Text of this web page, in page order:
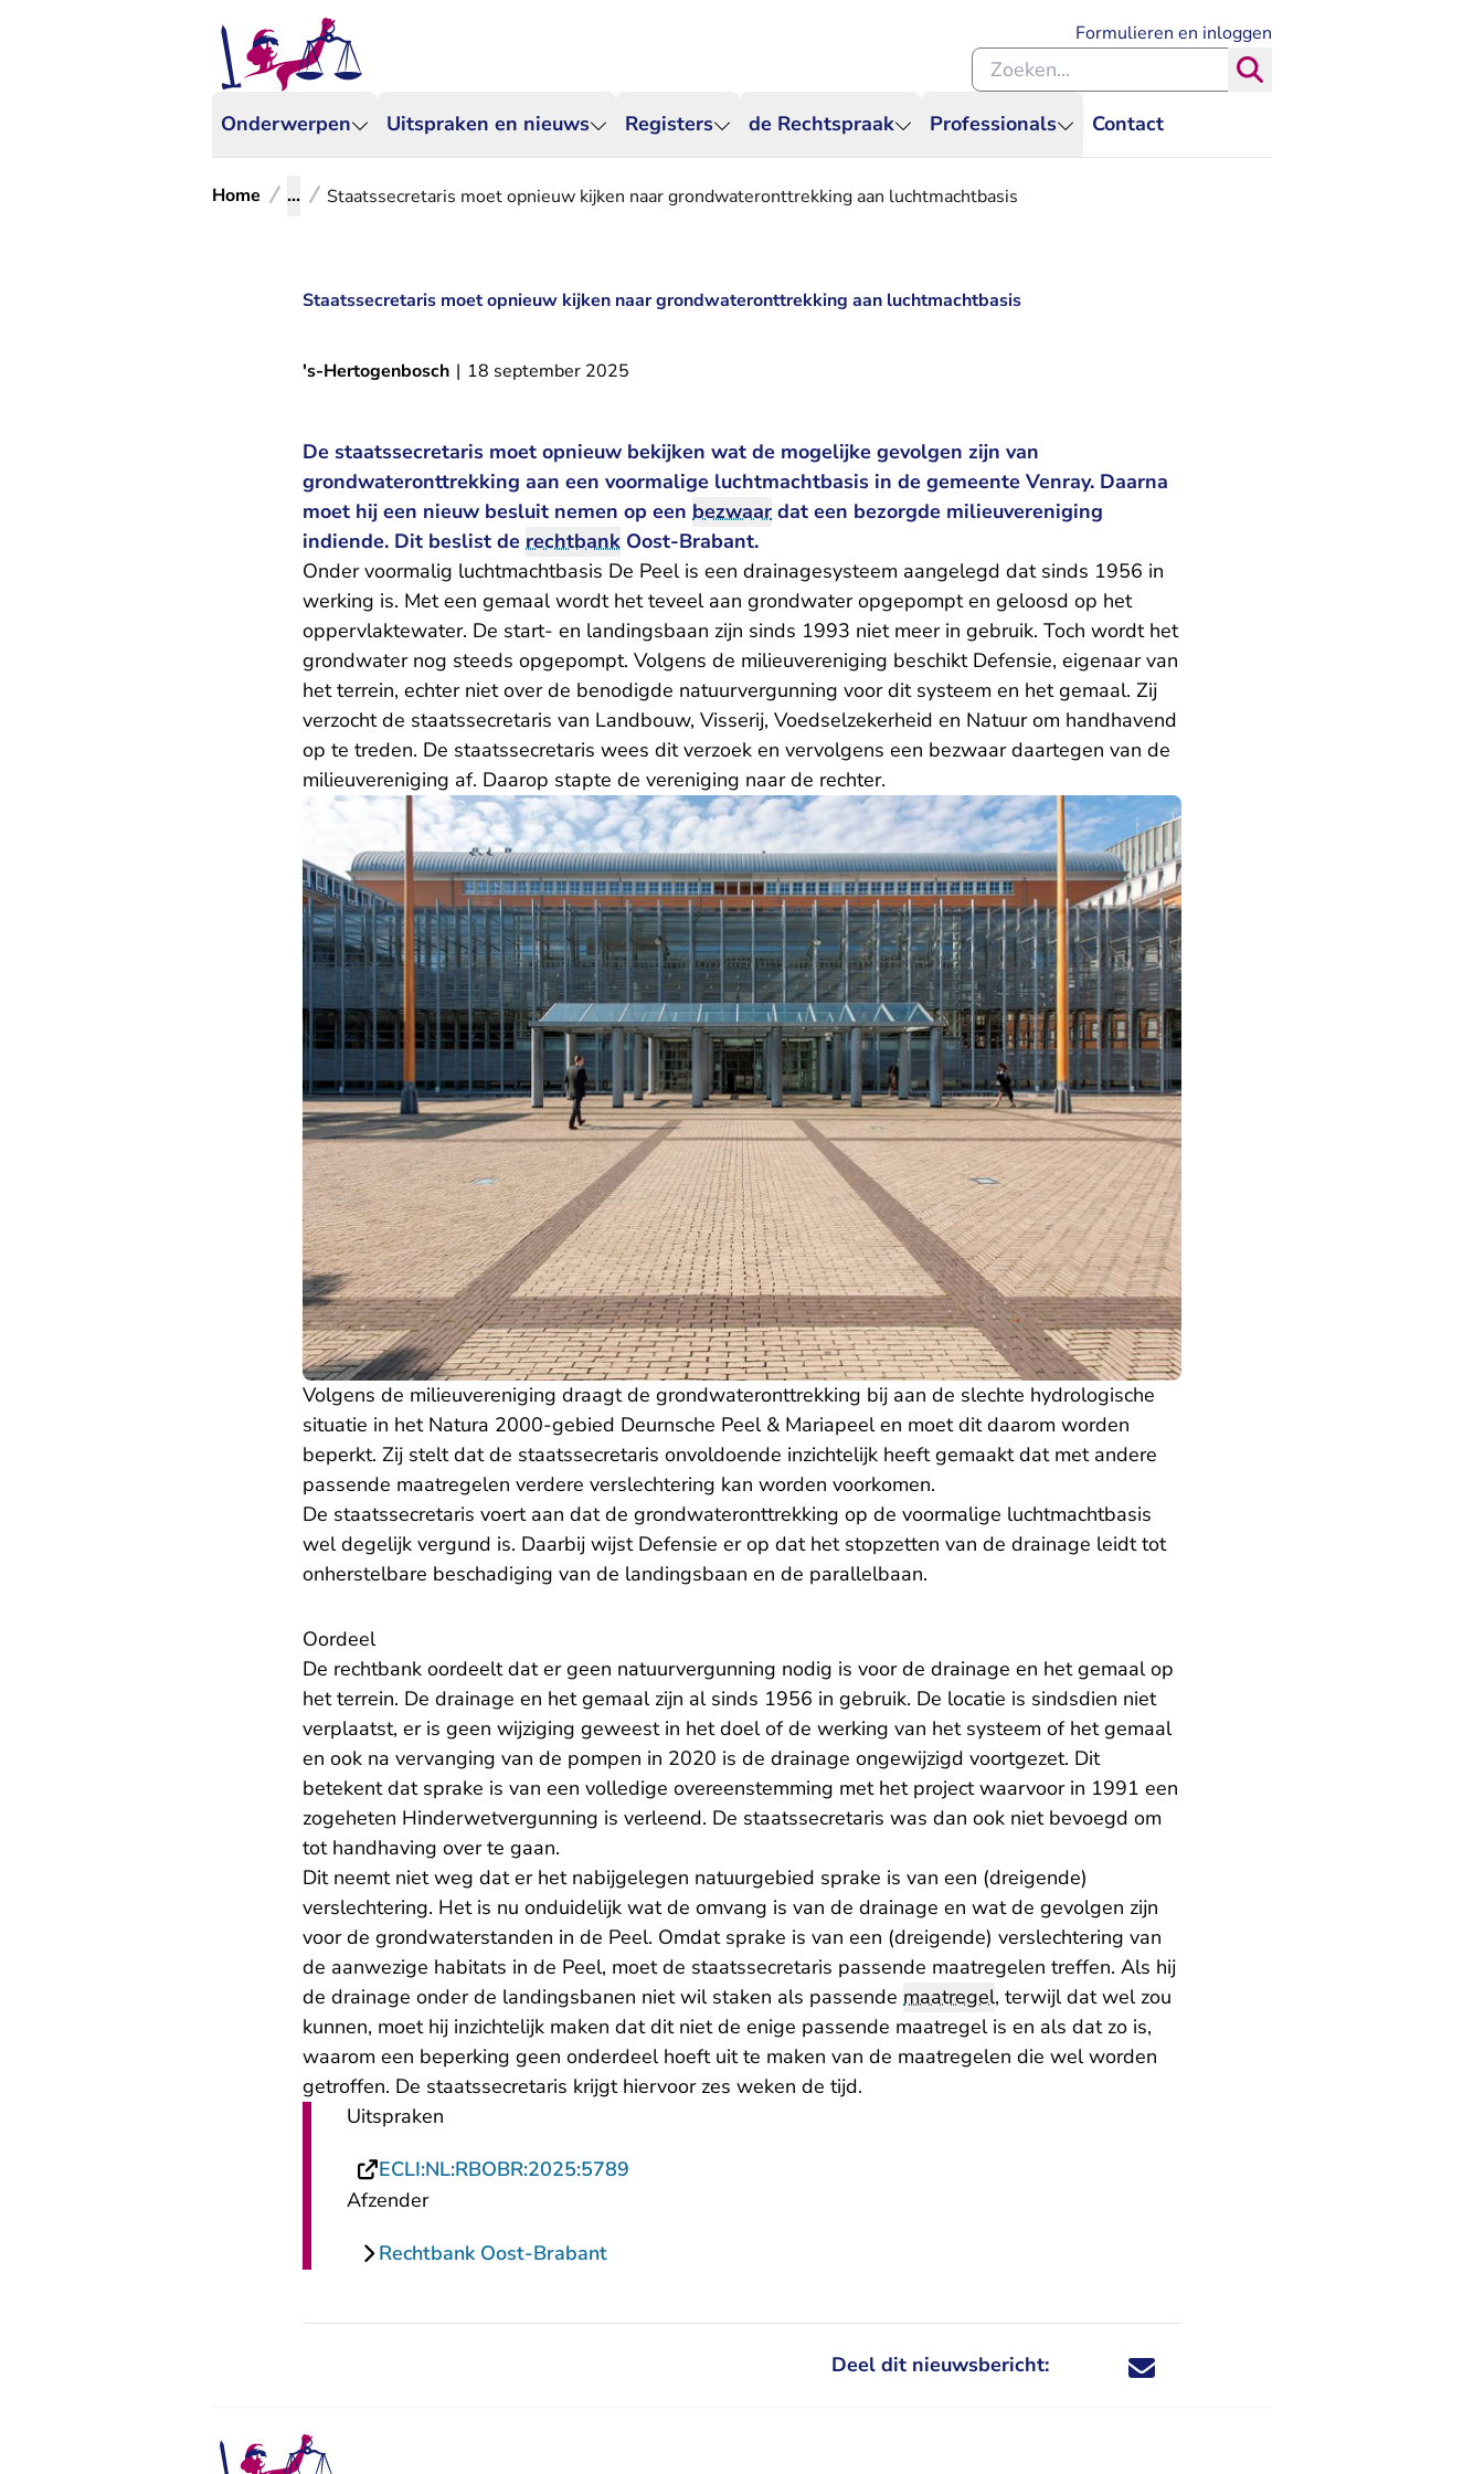
Onderwerpen Uitspraken en nieuws Registers de Rechtspraak Professionals Contact
Formulieren en inloggen
Zoeken binnen de Rechtspraak
Home ... Staatssecretaris moet opnieuw kijken naar grondwateronttrekking aan luchtmachtbasis
Staatssecretaris moet opnieuw kijken naar grondwateronttrekking aan luchtmachtbasis
's-Hertogenbosch | 18 september 2025
De staatssecretaris moet opnieuw bekijken wat de mogelijke gevolgen zijn van
grondwateronttrekking aan een voormalige luchtmachtbasis in de gemeente Venray. Daarna
moet hij een nieuw besluit nemen op een bezwaar dat een bezorgde milieuvereniging
indiende. Dit beslist de rechtbank Oost-Brabant.
Onder voormalig luchtmachtbasis De Peel is een drainagesysteem aangelegd dat sinds 1956 in
werking is. Met een gemaal wordt het teveel aan grondwater opgepompt en geloosd op het
oppervlaktewater. De start- en landingsbaan zijn sinds 1993 niet meer in gebruik. Toch wordt het
grondwater nog steeds opgepompt. Volgens de milieuvereniging beschikt Defensie, eigenaar van
het terrein, echter niet over de benodigde natuurvergunning voor dit systeem en het gemaal. Zij
verzocht de staatssecretaris van Landbouw, Visserij, Voedselzekerheid en Natuur om handhavend
op te treden. De staatssecretaris wees dit verzoek en vervolgens een bezwaar daartegen van de
milieuvereniging af. Daarop stapte de vereniging naar de rechter.
Volgens de milieuvereniging draagt de grondwateronttrekking bij aan de slechte hydrologische
situatie in het Natura 2000-gebied Deurnsche Peel & Mariapeel en moet dit daarom worden
beperkt. Zij stelt dat de staatssecretaris onvoldoende inzichtelijk heeft gemaakt dat met andere
passende maatregelen verdere verslechtering kan worden voorkomen.
De staatssecretaris voert aan dat de grondwateronttrekking op de voormalige luchtmachtbasis
wel degelijk vergund is. Daarbij wijst Defensie er op dat het stopzetten van de drainage leidt tot
onherstelbare beschadiging van de landingsbaan en de parallelbaan.
Oordeel
De rechtbank oordeelt dat er geen natuurvergunning nodig is voor de drainage en het gemaal op
het terrein. De drainage en het gemaal zijn al sinds 1956 in gebruik. De locatie is sindsdien niet
verplaatst, er is geen wijziging geweest in het doel of de werking van het systeem of het gemaal
en ook na vervanging van de pompen in 2020 is de drainage ongewijzigd voortgezet. Dit
betekent dat sprake is van een volledige overeenstemming met het project waarvoor in 1991 een
zogeheten Hinderwetvergunning is verleend. De staatssecretaris was dan ook niet bevoegd om
tot handhaving over te gaan.
Dit neemt niet weg dat er het nabijgelegen natuurgebied sprake is van een (dreigende)
verslechtering. Het is nu onduidelijk wat de omvang is van de drainage en wat de gevolgen zijn
voor de grondwaterstanden in de Peel. Omdat sprake is van een (dreigende) verslechtering van
de aanwezige habitats in de Peel, moet de staatssecretaris passende maatregelen treffen. Als hij
de drainage onder de landingsbanen niet wil staken als passende maatregel, terwijl dat wel zou
kunnen, moet hij inzichtelijk maken dat dit niet de enige passende maatregel is en als dat zo is,
waarom een beperking geen onderdeel hoeft uit te maken van de maatregelen die wel worden
getroffen. De staatssecretaris krijgt hiervoor zes weken de tijd.
Uitspraken
ECLI:NL:RBOBR:2025:5789
Afzender
Rechtbank Oost-Brabant
Deel dit nieuwsbericht: Deel dit nieuwsbericht via X - U verlaat
Deel dit nieuwsbericht via Facebook - U
Deel dit nieuwsbericht via e-mail
Deel dit nieuwsbericht via LinkedIn - U